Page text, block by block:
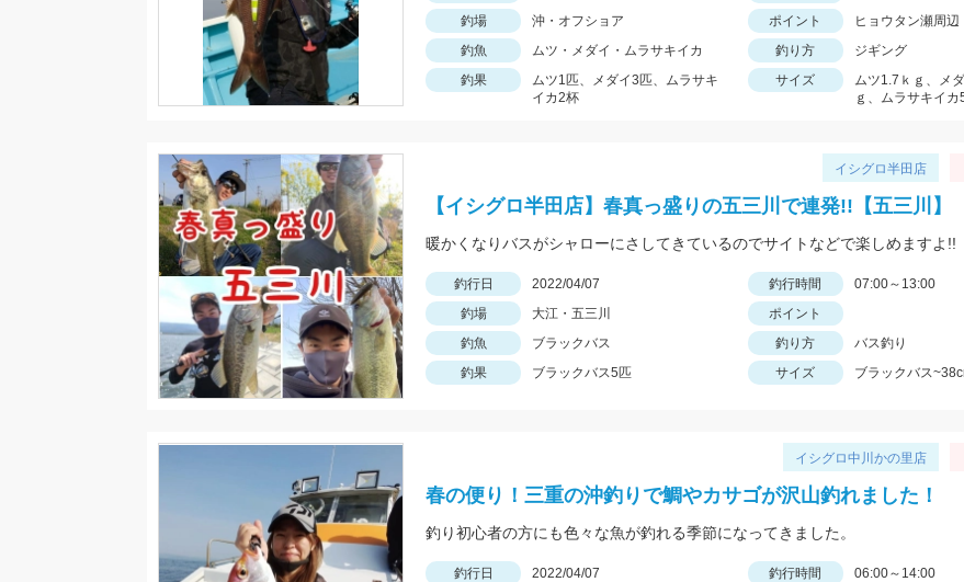
釣場
沖・オフショア ポイント
ヒョウタン瀬周辺
釣魚
ムツ・メダイ・ムラサキイカ 釣り方
ジギング
釣果
ムツ1匹、メダイ3匹、ムラサキ
イカ2杯
サイズ
ムツ1.7ｋｇ、メ
ｇ、ムラサキイカ
イシグロ半田店
【イシグロ半田店】春真っ盛りの五三川で連発!!【五三川】
暖かくなりバスがシャローにさしてきているのでサイトなどで楽しめますよ!!
釣行日 2022/04/07 釣行時間
07:00～13:00
釣場
大江・五三川
ポイント
釣魚
ブラックバス 釣り方
バス釣り
釣果
ブラックバス5匹 サイズ ブラックバス
イシグロ中川かの里店
春の便り！三重の沖釣りで鯛やカサゴが沢山釣れました！
釣り初心者の方にも色々な魚が釣れる季節になってきました。
釣行日 2022/04/07 釣行時間
06:00～14:00